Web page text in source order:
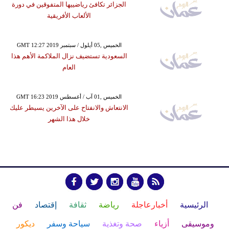
الجزائر تكافئ رياضييها المتفوقين في دورة
الألعاب الأفريقية
GMT 12:27 2019 الخميس ,05 أيلول / سبتمبر
السعودية تستضيف نزال الملاكمة الأهم هذا
العام
GMT 16:23 2019 الخميس ,01 آب / أغسطس
الانتعاش والانفتاح على الآخرين يسيطر عليك
خلال هذا الشهر
الرئيسية أخبارعاجلة رياضة ثقافة إقتصاد فن
وموسيقى أزياء صحة وتغذية سياحة وسفر ديكور